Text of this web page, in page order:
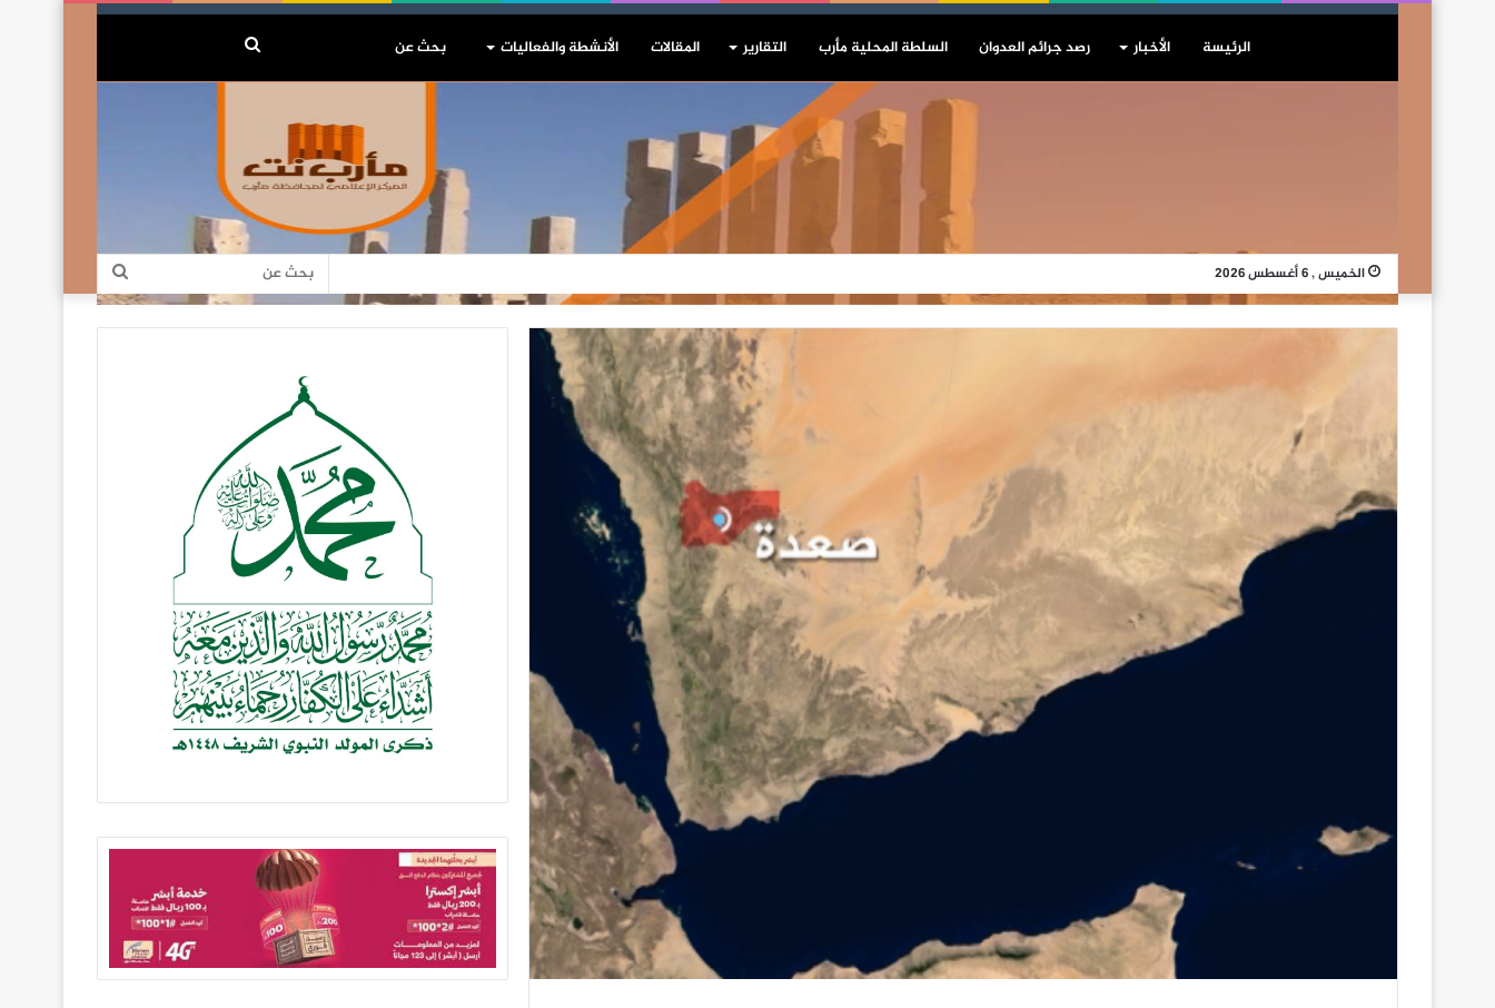
الرئيسة الأخبار رصد جرائم العدوان السلطة المحلية مأرب التقارير المقالات الأنشطة والفعاليات بحث
الخميس , 6 أغسطس 2026
بحث
عن